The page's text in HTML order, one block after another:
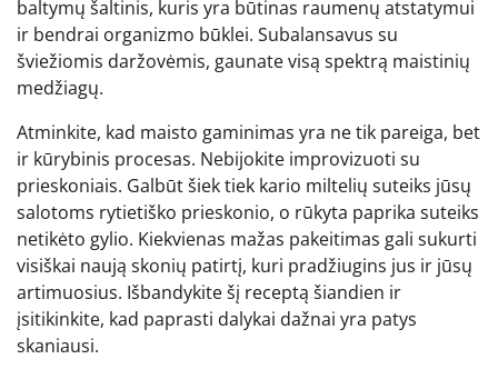
baltymų šaltinis, kuris yra būtinas raumenų atstatymui
ir bendrai organizmo būklei. Subalansavus su
šviežiomis daržovėmis, gaunate visą spektrą maistinių
medžiagų.
Atminkite, kad maisto gaminimas yra ne tik pareiga, bet
ir kūrybinis procesas. Nebijokite improvizuoti su
prieskoniais. Galbūt šiek tiek kario miltelių suteiks jūsų
salotoms rytietiško prieskonio, o rūkyta paprika suteiks
netikėto gylio. Kiekvienas mažas pakeitimas gali sukurti
visiškai naują skonių patirtį, kuri pradžiugins jus ir jūsų
artimuosius. Išbandykite šį receptą šiandien ir
įsitikinkite, kad paprasti dalykai dažnai yra patys
skaniausi.